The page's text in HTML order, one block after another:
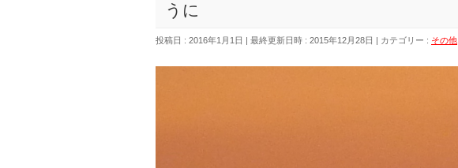
うに
投稿日 : 2016年1月1日 最終更新日時 : 2015年12月28日 カテゴリー : その他